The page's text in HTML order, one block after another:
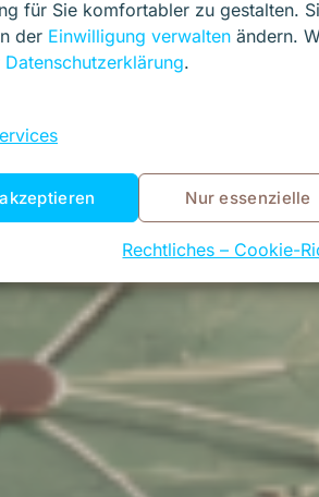
für Sie komfortabler zu gestalten.
der Einwilligung verwalten ändern.
Datenschutzerklärung.
Nur essenzielle
Rechtliches – Cookie-